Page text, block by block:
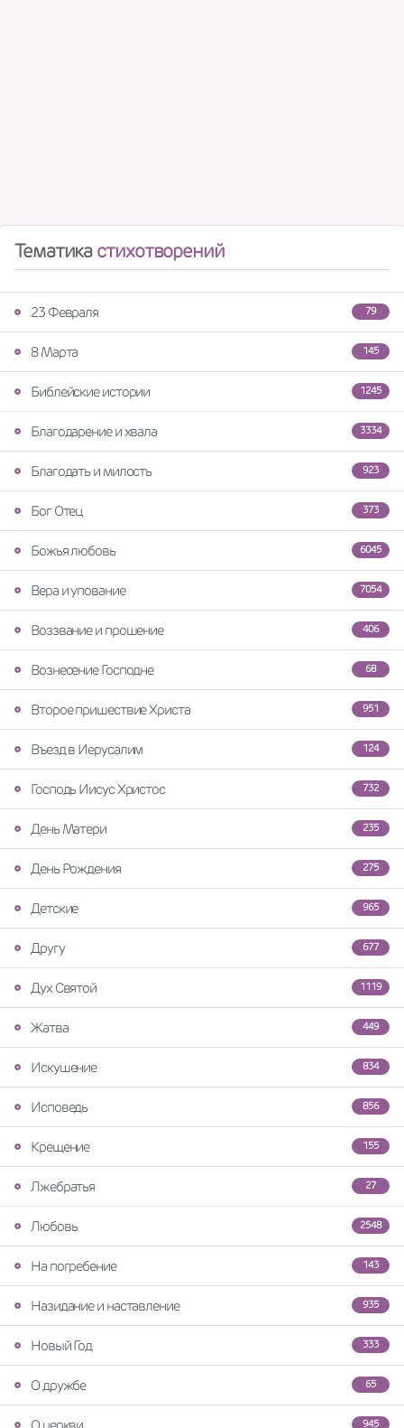
Тематикастихотворений
79
23 Февраля
145
8 Марта
1245
Библейские истории
3334
Благодарение и хвала
923
Благодать и милость
373
Бог Отец
6045
Божья любовь
7054
Вера и упование
406
Воззвание и прошение
68
Вознесение Господне
951
Второе пришествие Христа
124
Въезд в Иерусалим
732
Господь Иисус Христос
235
День Матери
275
День Рождения
965
Детские
677
Другу
1119
Дух Святой
449
Жатва
834
Искушение
856
Исповедь
155
Крещение
27
Лжебратья
2548
Любовь
143
На погребение
935
Назидание и наставление
333
Новый Год
65
О дружбе
945